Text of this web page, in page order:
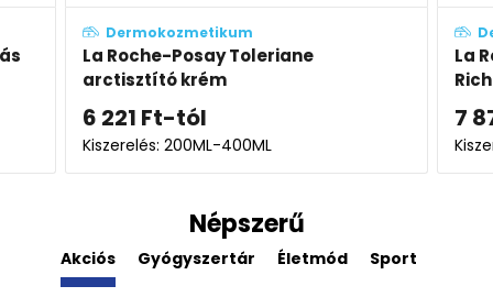
Dermokozmetikum
La Roche-Posay Toleriane
arctisztító krém
6 221 Ft-tól
Kiszerelés: 200ML-400ML
La
7
Népszerű
Akciós Gyógyszertár Életmód Sport